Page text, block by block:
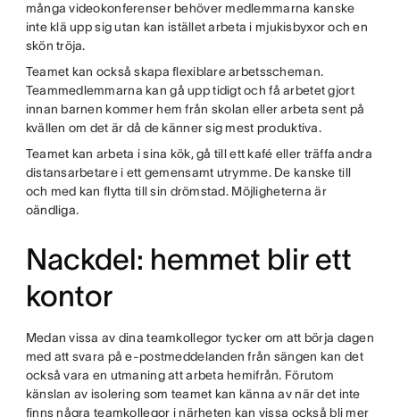
många videokonferenser behöver medlemmarna kanske
inte klä upp sig utan kan istället arbeta i mjukisbyxor och en
skön tröja.
Teamet kan också skapa flexiblare arbetsscheman.
Teammedlemmarna kan gå upp tidigt och få arbetet gjort
innan barnen kommer hem från skolan eller arbeta sent på
kvällen om det är då de känner sig mest produktiva.
Teamet kan arbeta i sina kök, gå till ett kafé eller träffa andra
distansarbetare i ett gemensamt utrymme. De kanske till
och med kan flytta till sin drömstad. Möjligheterna är
oändliga.
Nackdel: hemmet blir ett
kontor
Medan vissa av dina teamkollegor tycker om att börja dagen
med att svara på e-postmeddelanden från sängen kan det
också vara en utmaning att arbeta hemifrån. Förutom
känslan av isolering som teamet kan känna av när det inte
finns några teamkollegor i närheten kan vissa också bli mer